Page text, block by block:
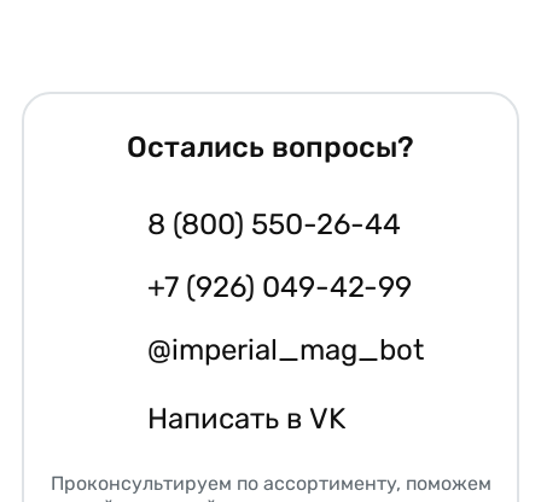
Остались вопросы?
8 (800) 550-26-44
+7 (926) 049-42-99
@imperial_mag_bot
Написать в VK
Проконсультируем по ассортименту, поможем